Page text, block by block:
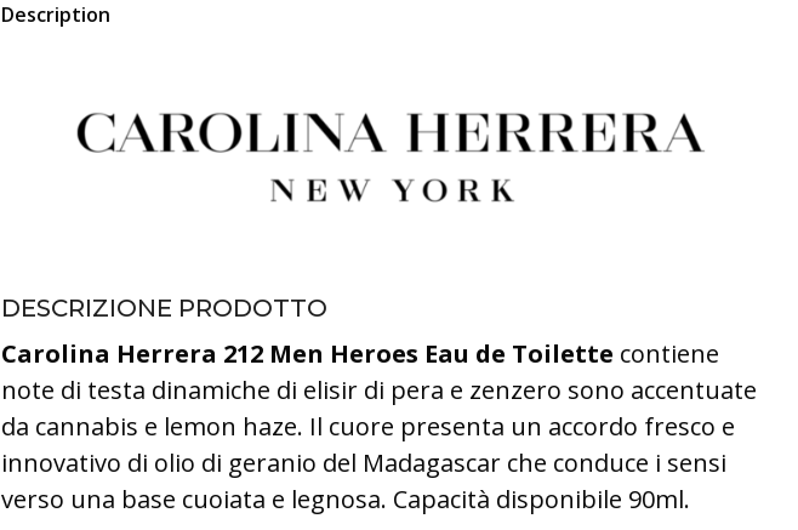
Description
DESCRIZIONE PRODOTTO
Carolina Herrera 212 Men Heroes Eau de Toilette contiene
note di testa dinamiche di elisir di pera e zenzero sono accentuate
da cannabis e lemon haze. Il cuore presenta un accordo fresco e
innovativo di olio di geranio del Madagascar che conduce i sensi
verso una base cuoiata e legnosa. Capacità disponibile 90ml.